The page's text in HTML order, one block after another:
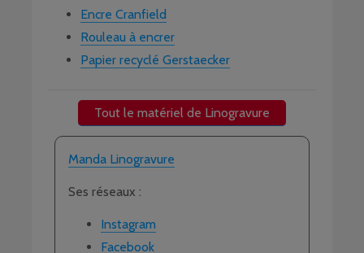
Encre Cranfield
Rouleau à encrer
Papier recyclé Gerstaecker
Tout le matériel de Linogravure
Manda Linogravure
Ses réseaux :
Instagram
Facebook